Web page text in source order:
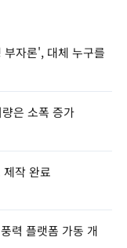
자론', 대체 누구를
은 소폭 증가
작 완료
력 플랫폼 가동 개